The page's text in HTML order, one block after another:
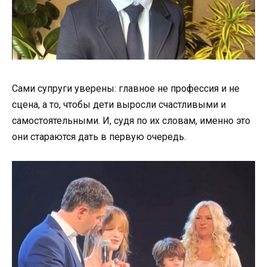
Сами супруги уверены: главное не профессия и не
сцена, а то, чтобы дети выросли счастливыми и
самостоятельными. И, судя по их словам, именно это
они стараются дать в первую очередь.